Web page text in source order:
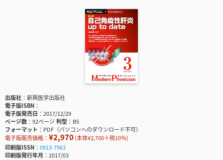
出版社
新興医学出版社
電子版ISBN
電子版発売日
2017/12/29
ページ数
92ページ判型
B5
フォーマット
PDF（パソコンへのダウンロード不可）
電子版販売価格： ¥2,970(本体¥2,700＋税10％)
印刷版ISSN
0913-7963
印刷版発行年月
2017/03